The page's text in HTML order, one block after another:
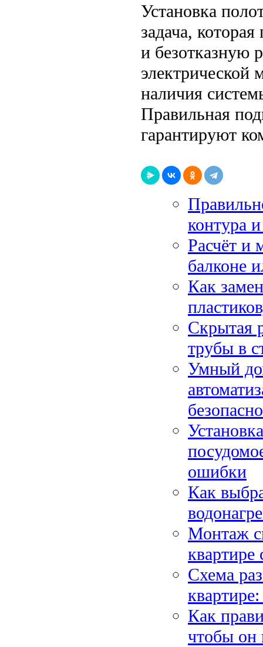
Установка
задача,
и безотказную
электрической
наличия
Правильная
гарантируют
контура
Расчёт и
балконе
Как
Скрытая
трубы в
Умный
ошибки
Как
Монтаж
Схема
Как
чтобы он